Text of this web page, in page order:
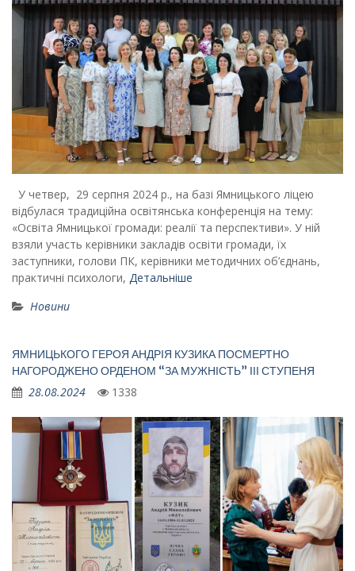
У четвер, 29 серпня 2024 р., на базі Ямницького ліцею
відбулася традиційна освітянська конференція на тему:
«Освіта Ямницької громади: реалії та перспективи». У ній
взяли участь керівники закладів освіти громади, їх
заступники, голови ПК, керівники методичних об’єднань,
практичні психологи, Детальніше
Новини
ЯМНИЦЬКОГО ГЕРОЯ АНДРІЯ КУЗИКА ПОСМЕРТНО
НАГОРОДЖЕНО ОРДЕНОМ “ЗА МУЖНІСТЬ” ІІІ СТУПЕНЯ
28.08.2024 1338